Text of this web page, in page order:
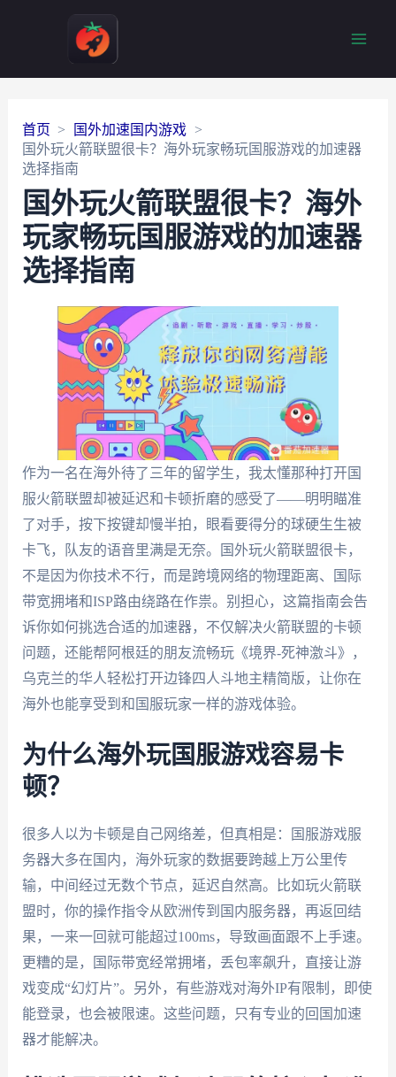
首页
国外加速国内游戏
国外玩火箭联盟很卡？海外玩家畅玩国服游戏的加速器
选择指南
国外玩火箭联盟很卡？海外
玩家畅玩国服游戏的加速器
选择指南
作为一名在海外待了三年的留学生，我太懂那种打开国
服火箭联盟却被延迟和卡顿折磨的感受了——明明瞄准
了对手，按下按键却慢半拍，眼看要得分的球硬生生被
卡飞，队友的语音里满是无奈。国外玩火箭联盟很卡，
不是因为你技术不行，而是跨境网络的物理距离、国际
带宽拥堵和ISP路由绕路在作祟。别担心，这篇指南会告
诉你如何挑选合适的加速器，不仅解决火箭联盟的卡顿
问题，还能帮阿根廷的朋友流畅玩《境界-死神激斗》，
乌克兰的华人轻松打开边锋四人斗地主精简版，让你在
海外也能享受到和国服玩家一样的游戏体验。
为什么海外玩国服游戏容易卡
顿？
很多人以为卡顿是自己网络差，但真相是：国服游戏服
务器大多在国内，海外玩家的数据要跨越上万公里传
输，中间经过无数个节点，延迟自然高。比如玩火箭联
盟时，你的操作指令从欧洲传到国内服务器，再返回结
果，一来一回就可能超过100ms，导致画面跟不上手速。
更糟的是，国际带宽经常拥堵，丢包率飙升，直接让游
戏变成“幻灯片”。另外，有些游戏对海外IP有限制，即使
能登录，也会被限速。这些问题，只有专业的回国加速
器才能解决。